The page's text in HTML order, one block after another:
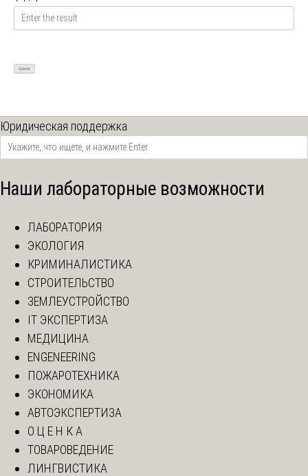
Юридическая поддержка
Наши лабораторные возможности
ЛАБОРАТОРИЯ
ЭКОЛОГИЯ
КРИМИНАЛИСТИКА
СТРОИТЕЛЬСТВО
ЗЕМЛЕУСТРОЙСТВО
IT ЭКСПЕРТИЗА
МЕДИЦИНА
ENGENEERING
ПОЖАРОТЕХНИКА
ЭКОНОМИКА
АВТОЭКСПЕРТИЗА
О Ц Е Н К А
ТОВАРОВЕДЕНИЕ
ЛИНГВИСТИКА